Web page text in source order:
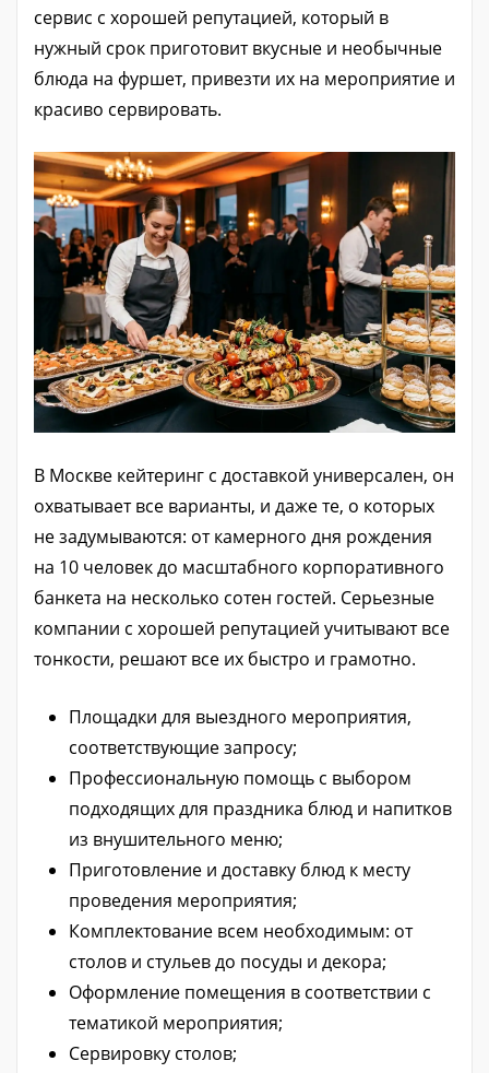
сервис с хорошей репутацией, который в
нужный срок приготовит вкусные и необычные
блюда на фуршет, привезти их на мероприятие и
красиво сервировать.
В Москве кейтеринг с доставкой универсален, он
охватывает все варианты, и даже те, о которых
не задумываются: от камерного дня рождения
на 10 человек до масштабного корпоративного
банкета на несколько сотен гостей. Серьезные
компании с хорошей репутацией учитывают все
тонкости, решают все их быстро и грамотно.
Площадки для выездного мероприятия,
соответствующие запросу;
Профессиональную помощь с выбором
подходящих для праздника блюд и напитков
из внушительного меню;
Приготовление и доставку блюд к месту
проведения мероприятия;
Комплектование всем необходимым: от
столов и стульев до посуды и декора;
Оформление помещения в соответствии с
тематикой мероприятия;
Сервировку столов;